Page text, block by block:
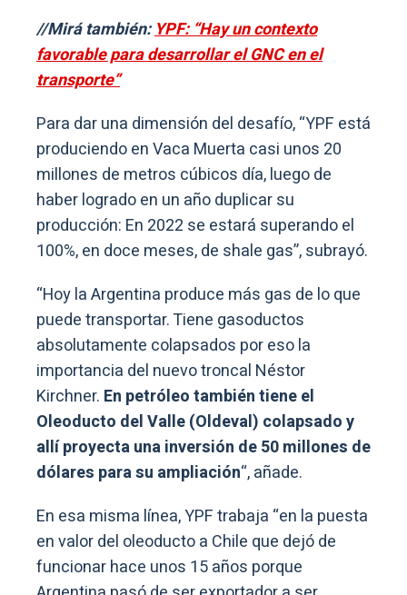
//Mirá también:YPF: “Hay un contexto
favorable para desarrollar el GNC en el
transporte”
Para dar una dimensión del desafío, “YPF está
produciendo en Vaca Muerta casi unos 20
millones de metros cúbicos día, luego de
haber logrado en un año duplicar su
producción: En 2022 se estará superando el
100%, en doce meses, de shale gas”, subrayó.
“Hoy la Argentina produce más gas de lo que
puede transportar. Tiene gasoductos
absolutamente colapsados por eso la
importancia del nuevo troncal Néstor
Kirchner. En petróleo también tiene el
Oleoducto del Valle (Oldeval) colapsado y
allí proyecta una inversión de 50 millones de
dólares para su ampliación“, añade.
En esa misma línea, YPF trabaja “en la puesta
en valor del oleoducto a Chile que dejó de
funcionar hace unos 15 años porque